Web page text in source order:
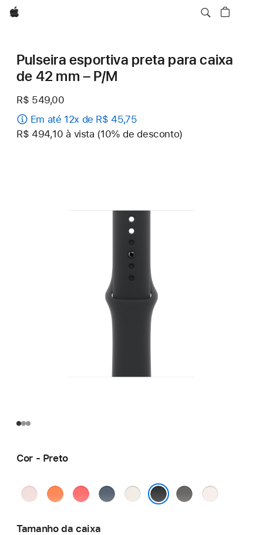
Apple
Pulseira esportiva preta para caixa
de 42 mm – P/M
R$ 549,00
Em até 12x de R$ 45,75
R$ 494,10 à vista (10% de desconto)
Cor - Preto
Rosa-Mandarina
Goiaba-Azul-
Estelar
Cinza-Blush-
Tamanho da caixa